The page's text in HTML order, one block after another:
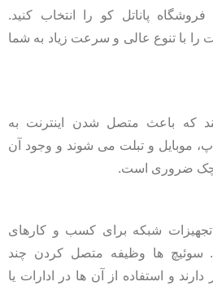
پاناتل کو را انتخاب کنید.
را با تنوع عالی و سرعت زیاد به شما
که باعث متصل شدن اینترنت به
موبایل و تبلت می‌ شوند و وجود آن
ضروری است.
تجهیزات شبکه برای کسب و کارهای
ها وظیفه متصل کردن چند
دارند و استفاده از آن ها در ادارات یا